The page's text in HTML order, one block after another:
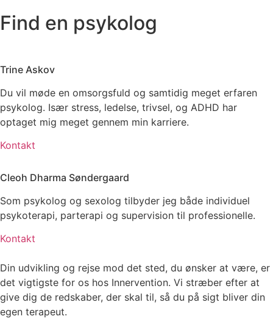
Find en psykolog
Trine Askov
Du vil møde en omsorgsfuld og samtidig meget erfaren
psykolog. Især stress, ledelse, trivsel, og ADHD har
optaget mig meget gennem min karriere.
Kontakt
Cleoh Dharma Søndergaard
Som psykolog og sexolog tilbyder jeg både individuel
psykoterapi, parterapi og supervision til professionelle.
Kontakt
Din udvikling og rejse mod det sted, du ønsker at være, er
det vigtigste for os hos Innervention. Vi stræber efter at
give dig de redskaber, der skal til, så du på sigt bliver din
egen terapeut.